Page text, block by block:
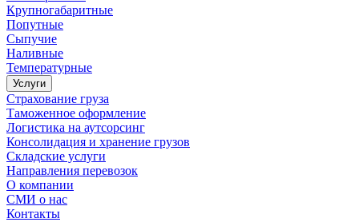
Крупногабаритные
Попутные
Сыпучие
Наливные
Температурные
Услуги
Страхование груза
Таможенное оформление
Логистика на аутсорсинг
Консолидация и хранение грузов
Складские услуги
Направления перевозок
О компании
СМИ о нас
Контакты